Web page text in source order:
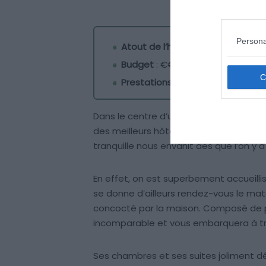
Atout de l’hôtel
: l’incroyable
Budget : €€
Prestations
Dans le centre d’un village pittoresque
des meilleurs hôtel à Chypre. C’est
tranquille nous envahit dès que l’on y
En effet, on est superbement
se donne d’ailleurs rendez-vous le
concocté par la maison. Composé de
incomparable et vous embarquera à
Ses chambres et ses suites joliment